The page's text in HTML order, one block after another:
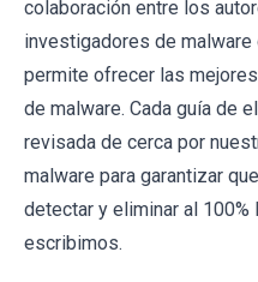
colaboración entre los
investigadores de malware
permite ofrecer las
de malware. Cada guía de
revisada de cerca por
malware para garantizar
detectar y eliminar al 100%
escribimos.